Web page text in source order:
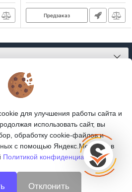
Предзаказ
для улучшения работы сайта и
использовать сайт, вы
обработку cookie-файлов и
с помощью Яндекс.Метрика, в
Политикой конфиденциальности.
Отклонить